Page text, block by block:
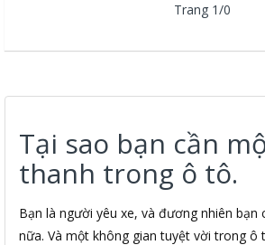
Trang 1/0
Tại sao bạn cần
thanh trong ô tô.
Bạn là người yêu xe, và đương nhiên bạn
nữa. Và một không gian tuyệt vời trong ô